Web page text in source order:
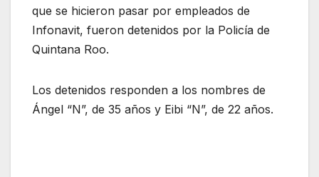
que se hicieron pasar por empleados de
Infonavit, fueron detenidos por la Policía de
Quintana Roo.
Los detenidos responden a los nombres de
Ángel “N”, de 35 años y Eibi “N”, de 22 años.